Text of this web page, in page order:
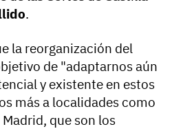
.
la reorganización del
de "adaptarnos aún
y existente en estos
más a localidades como
que son los